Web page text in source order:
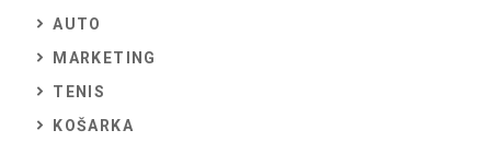
AUTO
MARKETING
TENIS
KOŠARKA